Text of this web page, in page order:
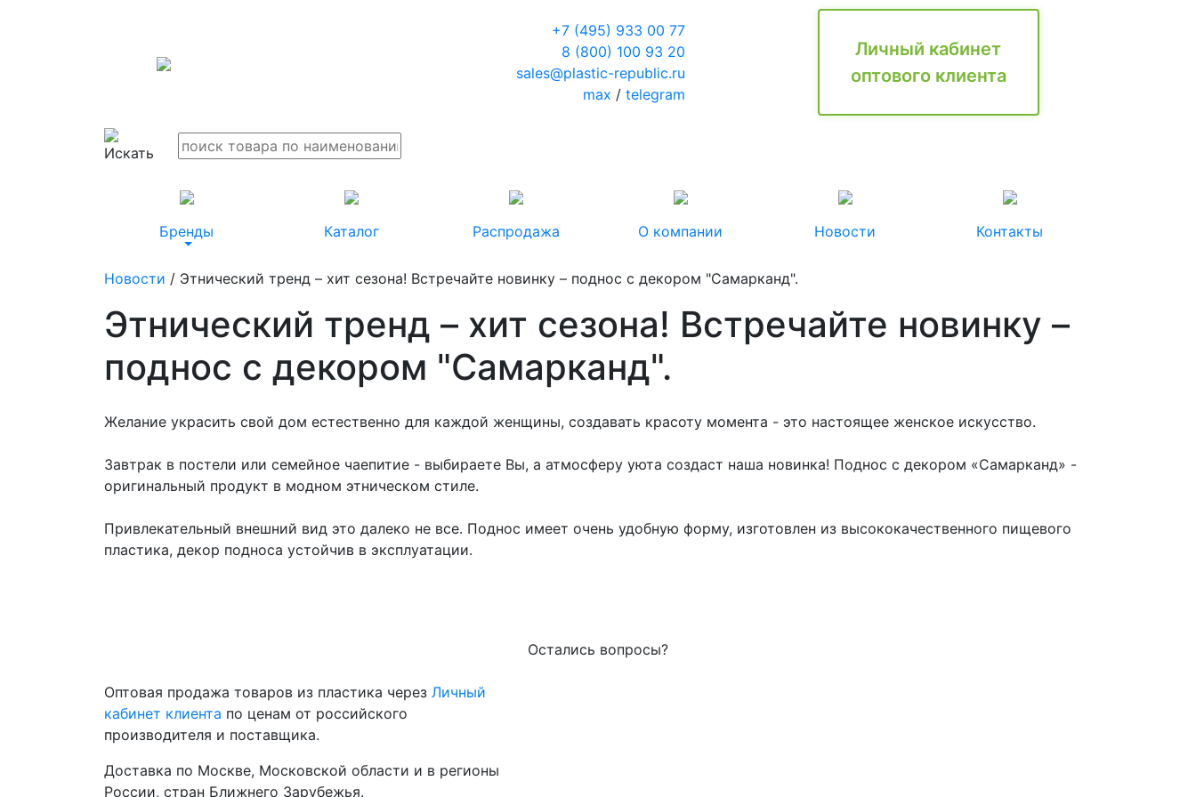
+7 (495) 933 00 77
8 (800) 100 93 20
sales@plastic-republic.ru
max / telegram
Личный кабинет
оптового клиента
Бренды Каталог Распродажа О компании Новости Контакты
Новости / Этнический тренд – хит сезона! Встречайте новинку – поднос с декором "Самарканд".
Этнический тренд – хит сезона! Встречайте новинку –
поднос с декором "Самарканд".
Желание украсить свой дом естественно для каждой женщины, создавать красоту момента - это настоящее женское искусство.
Завтрак в постели или семейное чаепитие - выбираете Вы, а атмосферу уюта создаст наша новинка! Поднос с декором «Самарканд» -
оригинальный продукт в модном этническом стиле.
Привлекательный внешний вид это далеко не все. Поднос имеет очень удобную форму, изготовлен из высококачественного пищевого
пластика, декор подноса устойчив в эксплуатации.
Остались вопросы?
Оптовая продажа товаров из пластика через Личный
кабинет клиента по ценам от российского
производителя и поставщика.
Доставка по Москве, Московской области и в регионы
России, стран Ближнего Зарубежья.